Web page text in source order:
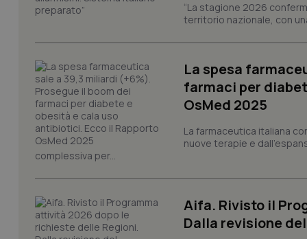
“La stagione 2026
territorio nazionale, con
La spesa
farmaci per
OsMed 2025
La farmaceutica italiana
nuove terapie e
complessiva per...
Aifa. Rivisto il
Dalla revisione
_ga_KM60CM4NPH
_ga_0VMQEQKQ1N
VISITOR_INFO1_LIVE